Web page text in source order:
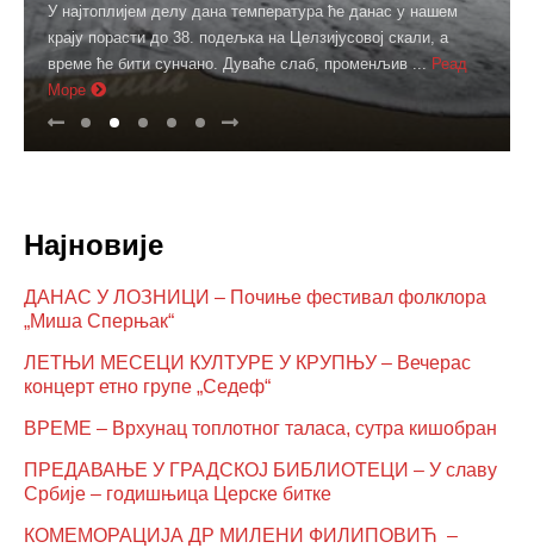
У најтоплијем делу дана температура ће данас у нашем
крају порасти до 38. подељка на Целзијусовој скали, а
време ће бити сунчано. Дуваће слаб, променљив ... Реад
Море
Најновије
ДАНАС У ЛОЗНИЦИ – Почиње фестивал фолклора
„Миша Сперњак“
ЛЕТЊИ МЕСЕЦИ КУЛТУРЕ У КРУПЊУ – Вечерас
концерт етно групе „Седеф“
ВРЕМЕ – Врхунац топлотног таласа, сутра кишобран
ПРЕДАВАЊЕ У ГРАДСКОЈ БИБЛИОТЕЦИ – У славу
Србије – годишњица Церске битке
КОМЕМОРАЦИЈА ДР МИЛЕНИ ФИЛИПОВИЋ –